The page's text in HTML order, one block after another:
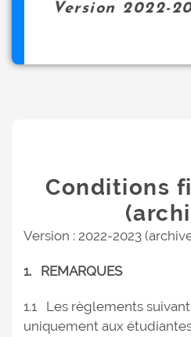
Version 2022-
Conditions
Version : 2022-2023
1. REMARQUES
1.1 Les règlements
uniquement aux